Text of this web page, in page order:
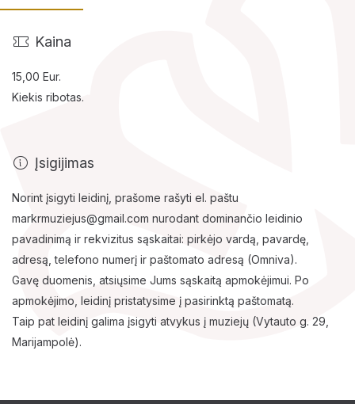
Edukaciniai užsiėmimai
Kaina
15,00 Eur.
Kiekis ribotas.
Įsigijimas
Norint įsigyti leidinį, prašome rašyti el. paštu
markrmuziejus@gmail.com nurodant dominančio leidinio
pavadinimą ir rekvizitus sąskaitai: pirkėjo vardą, pavardę,
adresą, telefono numerį ir paštomato adresą (Omniva).
Gavę duomenis, atsiųsime Jums sąskaitą apmokėjimui. Po
apmokėjimo, leidinį pristatysime į pasirinktą paštomatą.
Taip pat leidinį galima įsigyti atvykus į muziejų (Vytauto g. 29,
Marijampolė).